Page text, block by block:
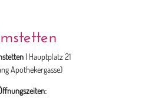
| Hauptplatz 21
Apothekergasse)